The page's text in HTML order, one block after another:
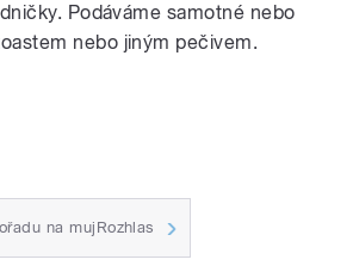
Podáváme samotné nebo
nebo jiným pečivem.
na mujRozhlas